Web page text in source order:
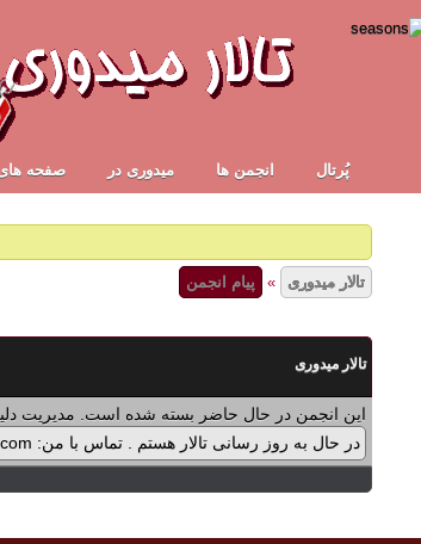
پُرتال انجمن ها ميدوری در صفحه
تالار میدوری » پیام انجمن
تالار میدوری
این انجمن در حال حاضر بسته شده است. مدیریت
در حال به روز رسانی تالار هستم . تماس با من: midorinco@yahoo.com تماس از طریق واتس اپ (آیکون سمت چپ - بالای تالار) در پرداخت پولی برنامه ها اشکالی پیش آمده که در حال بازنویسی آن هستم .